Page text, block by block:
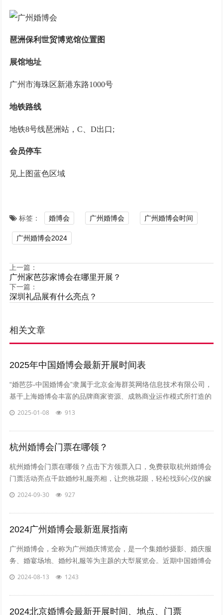
琶洲保利世贸博览馆位置图
展馆地址
广州市海珠区新港东路1000号
地铁路线
地铁8号线琶洲站，C、D出口;
会员停车
见上图蓝色区域
标签： 婚博会 广州婚博会 广州婚博会时间
广州婚博会2024
上一篇：
广州家芭莎家博会在哪里开展？
下一篇：
深圳礼品展有什么亮点？
相关文章
2025年中国婚博会最新开展时间表
“婚芭莎-中国婚博会”隶属于北京金海群英网络信息技术有限公司，
基于上海婚博会丰富的品牌商家资源、成熟商业运作模式所打造的
集结婚顾问、结婚订购于一体、线上选购预约线下体验式购买的
2025-01-08 913
杭州婚博会门票在哪领？
杭州婚博会门票在哪领？点击下方领票入口，免费获取杭州婚博会
门票活动亮点千款婚纱礼服亮相，让您挑花眼，轻松找到心仪的嫁
衣！百家婚庆策划公司齐聚，量身定制专属于您的浪漫婚礼！珠宝
2024-09-30 927
2024广州婚博会最新逛展指南
广州婚博会，全称为广州婚庆博览会，是一个集婚纱摄影、婚庆服
务、婚宴场地、婚纱礼服等为主题的大型展览会。近期中国婚博会
广州站信息开展时间：12月份举办展馆：广州保利世贸博览馆点击
2024-08-13 1243
2024北京婚博会最新开展时间、地点、门票